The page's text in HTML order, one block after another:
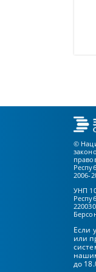
©
2006-
УНП
Если
или
до